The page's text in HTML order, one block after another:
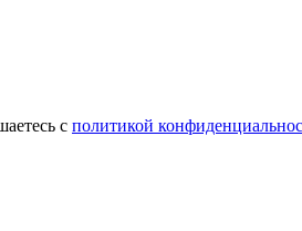
с политикой